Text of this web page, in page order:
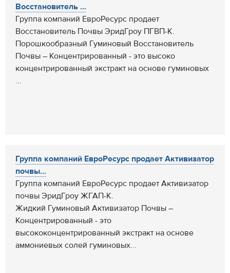
Восстановитель ...
Группа компаний ЕвроРесурс продает
Восстановитель Почвы ЭридГроу ПГВП-К.
Порошкообразный Гуминовый Восстановитель
Почвы – Концентрированный - это высоко
концентрированный экстракт на основе гуминовых
...
Группа компаний ЕвроРесурс продает Активизатор
почвы...
Группа компаний ЕвроРесурс продает Активизатор
почвы ЭридГроу ЖГАП-К.
Жидкий Гуминовый Активизатор Почвы –
Концентрированный - это
высококонцентрированный экстракт на основе
аммониевых солей гуминовых...